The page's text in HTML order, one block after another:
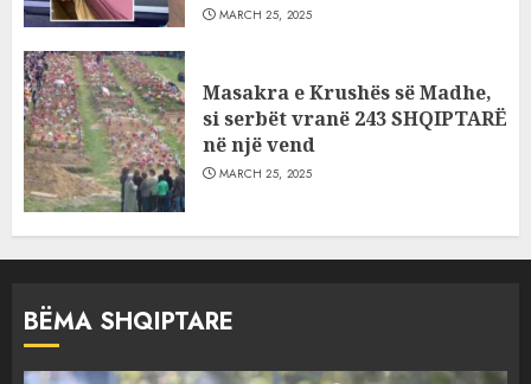
MARCH 25, 2025
Masakra e Krushës së Madhe,
si serbët vranë 243 SHQIPTARË
në një vend
MARCH 25, 2025
BËMA SHQIPTARE